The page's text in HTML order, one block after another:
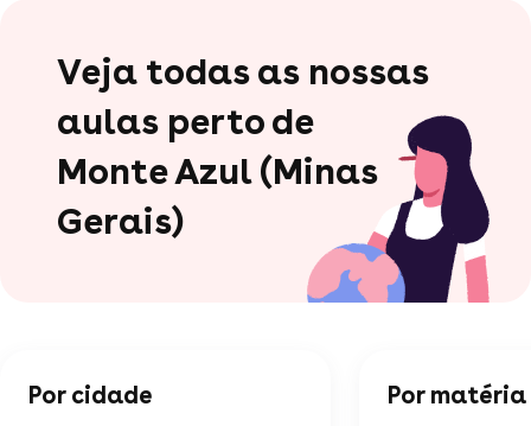
Veja todas as nossas
aulas perto de
Monte Azul (Minas
Gerais)
Por cidade Por matéria